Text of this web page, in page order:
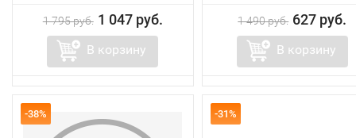
1 795 руб. 1 047 руб.
В корзину
1 490 руб. 627 руб.
В корзину
-38% -31%